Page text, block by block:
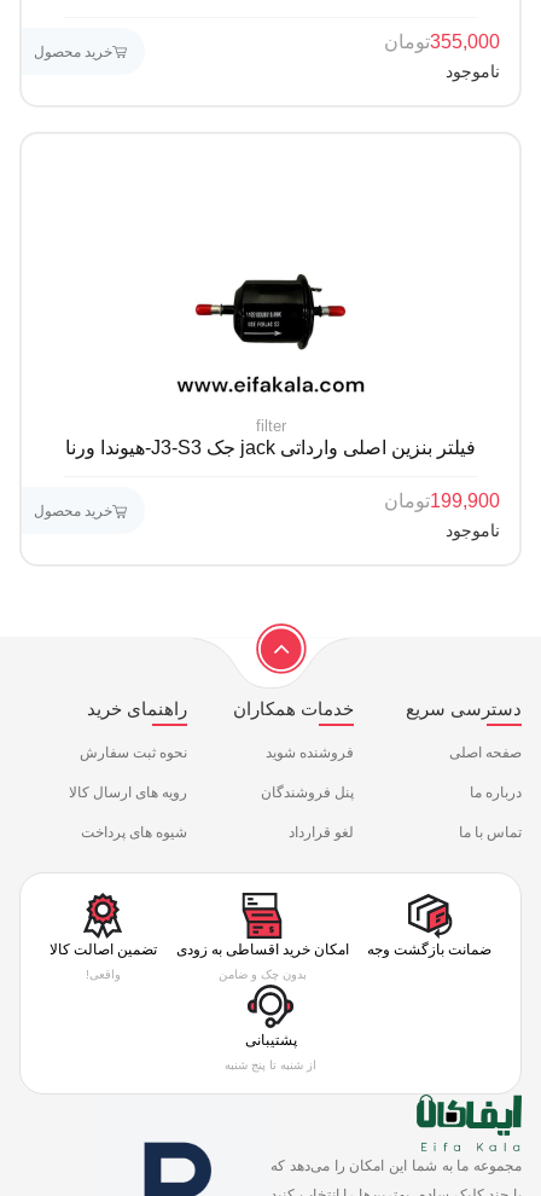
355,000تومان
ناموجود
خرید محصول
filter
فیلتر بنزین اصلی وارداتی jack جک J3-S3-هیوندا ورنا
199,900تومان
ناموجود
خرید محصول
دسترسی سریع
صفحه اصلی
درباره ما
تماس با ما
خدمات همکاران
فروشنده شوید
پنل فروشندگان
لغو قرارداد
راهنمای خرید
نحوه ثبت سفارش
رویه های ارسال کالا
شیوه های پرداخت
ضمانت بازگشت وجه امکان خرید اقساطی به زودی
بدون چک و ضامن
تضمین اصالت کالا
واقعی!
پشتیبانی
از شنبه تا پنج شنبه
مجموعه ما به شما این امکان را می‌دهد که